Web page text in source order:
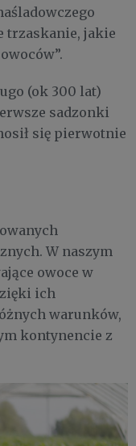
trzaskanie, jakie
(ok 300 lat)
sadzonki
się pierwotnie
W naszym
owoce w
ich
warunków,
kontynencie z